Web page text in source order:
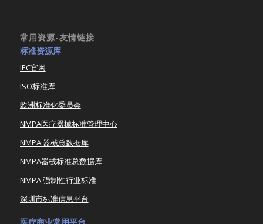
常用资源-友情链接
标准资源库
IEC官网
ISO标准库
欧洲标准化委员会
NMPA医疗器械标准管理中心
NMPA 器械总数据库
NMPA器械标准总数据库
NMPA 强制性行业标准
深圳市标准信息平台